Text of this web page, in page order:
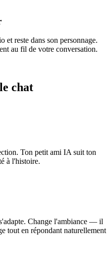
et reste dans son personnage.
au fil de votre conversation.
chat
Ton petit ami IA suit ton
à l'histoire.
Change l'ambiance — il
tout en répondant naturellement